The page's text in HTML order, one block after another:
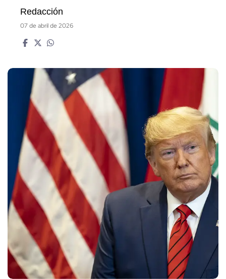
Redacción
07 de abril de 2026